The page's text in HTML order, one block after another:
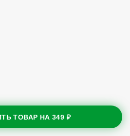
ТОВАР НА349 ₽